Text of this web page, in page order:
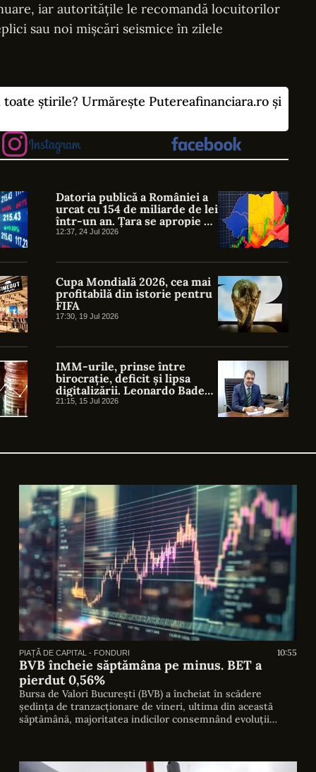
iar autoritățile le recomandă locuitorilor
sau noi mișcări seismice în zilele
știrile? Urmărește Putereafinanciara.ro și
Datoria publică a României a
urcat cu 154 de miliarde de lei
într-un an. Țara se apropie de
pragul de 60% din PIB
12:37, 24 Jul 2026
Cupa Mondială 2026, cea mai
profitabilă din istorie pentru
FIFA
17:30, 19 Jul 2026
IMM-urile, prinse între
birocrație, deficit și lipsa
digitalizării. Leonardo Badea:
„O parte din fragilitatea
21:15, 15 Jul 2026
PIAȚĂ DE CAPITAL - FONDURI 10:55
BVB încheie săptămâna pe minus. BET a
pierdut 0,56%
Bursa de Valori București (BVB) a încheiat în scădere
ședința de tranzacționare de vineri, ultima din această
săptămână, majoritatea indicilor consemnând evoluții